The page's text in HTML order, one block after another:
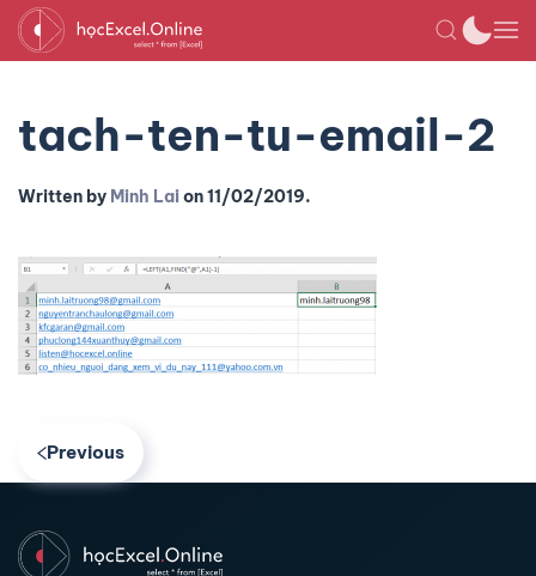
tach-ten-tu-email-2
Written by Minh Laion11/02/2019.
Previous